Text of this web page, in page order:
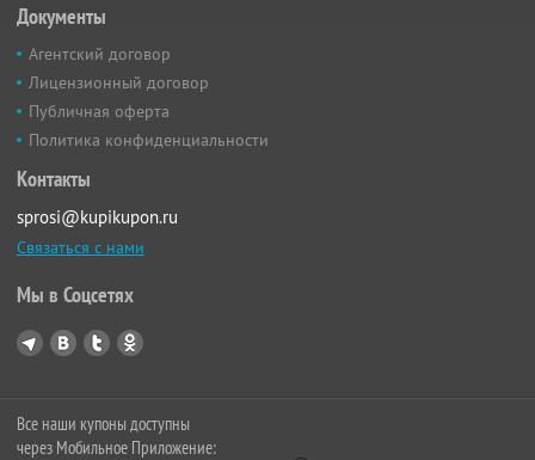
Документы
Агентский договор
Лицензионный договор
Публичная оферта
Политика конфиденциальности
Контакты
sprosi@kupikupon.ru
Связаться с нами
Мы в Соцсетях
Все наши купоны доступны
через Мобильное Приложение: